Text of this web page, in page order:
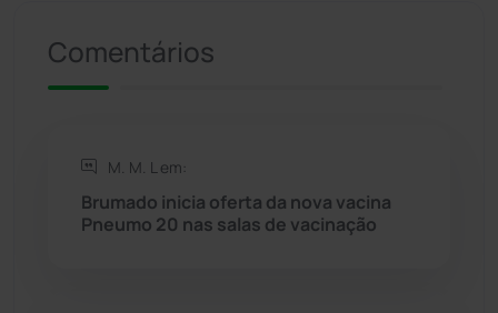
Riacho de Santana
Rio do Antônio
Rio do Pires
Comentários
M. M. L em:
Brumado inicia oferta da nova vacina
Pneumo 20 nas salas de vacinação